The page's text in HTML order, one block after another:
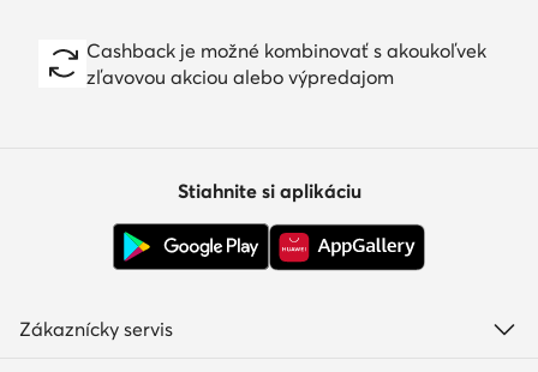
Cashback je možné kombinovať s akoukoľvek
zľavovou akciou alebo výpredajom
Stiahnite si aplikáciu
Zákaznícky servis